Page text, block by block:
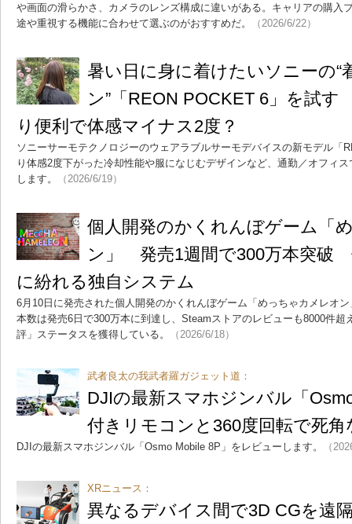
や画面の滑らかさ、カメラのレンズ構成に違いがある。キャリアの購入
途や重視する機能に合わせて選ぶのがおすすめだ。
（2026/6/22）
暑い日に身に着けたいソニーの“
ン”「REON POCKET 6」を試
り便利で体感マイナス2度？
ソニーサーモテクノロジーのウェアラブルサーモデバイスの新モデル「
り体感2度下がった冷却性能や服になじむデザインなど、通勤／オフィ
します。
（2026/6/19）
個人開発のかくれんぼゲーム「
ン」 発売1週間で300万本突破
に紛れる独自システム
6月10日に発売された個人開発のかくれんぼゲーム「めっちゃカメレオ
本数は発売6日で300万本に到達し、Steamストアのレビューも8000件超
評」ステータスを獲得している。
（2026/6/18）
武者良太の我武者羅ガジェット道：
DJIの最新スマホジンバル「
付きリモコンと360度回転で死角
DJIの最新スマホジンバル「Osmo Mobile 8P」をレビューします。 （
XRニュース：
異なるデバイス間で3D CGを遠